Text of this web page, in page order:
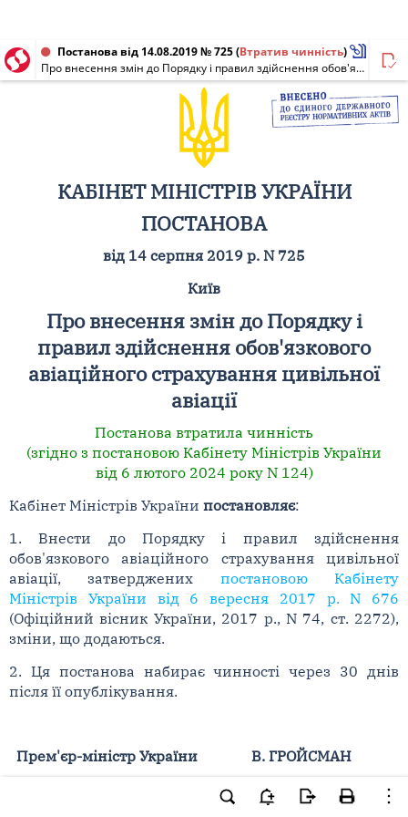
Постанова від 14.08.2019 № 725(Втратив чинність)
Про внесення змін до Порядку і правил здійснення обов'язкового авіаційного страхування цивільної авіації